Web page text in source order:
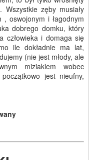
zęby musiały
, oswojonym i łagodnym
dobrego domku, który
człowieka i domaga się
ile dokładnie ma lat,
(nie jest młody, ale
miziakiem wobec
jest nieufny,